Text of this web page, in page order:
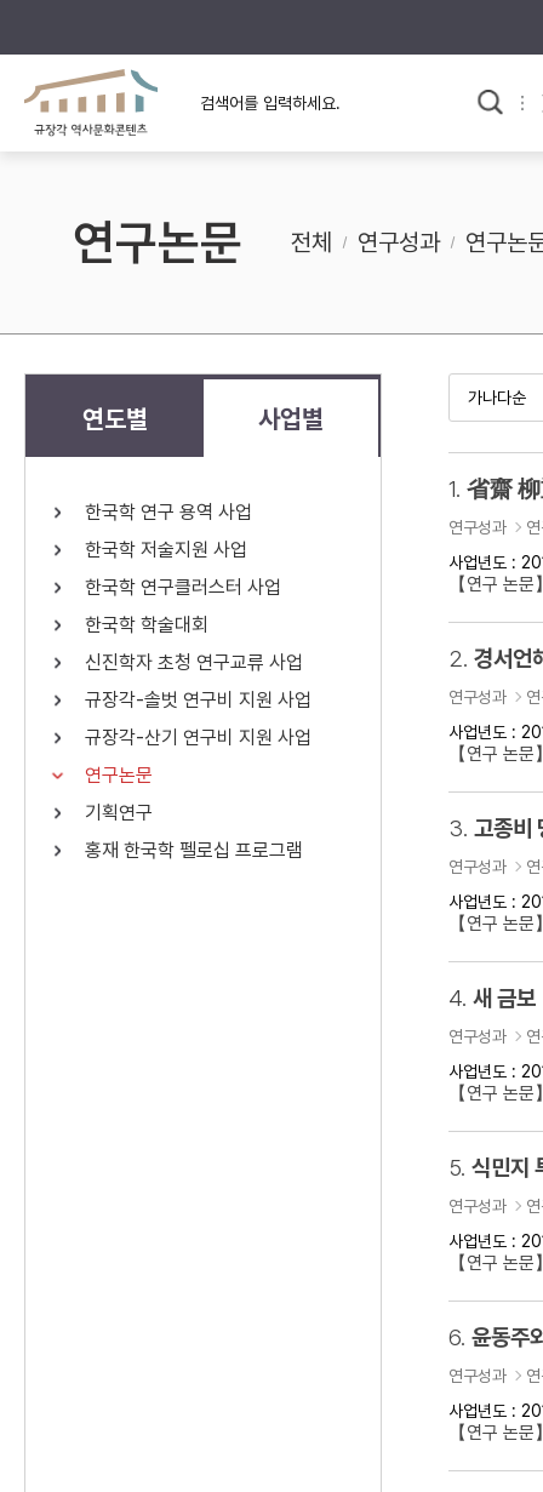
규장각의 어제와 오늘
규장각 소개영상
사료와 문학으로 본
고대
조선 후기
근대
검색 연산자 사용안내
연산자
AND
OR 정조 OR 정약용 “정조” 또는 “
료를 검색
연구논문 전체 연구성과 연구논
연도별 사업별
한국학 연구 용역 사업
한국학 저술지원 사업
한국학 연구클러스터 사업
한국학 학술대회
신진학자 초청 연구교류 사업
규장각-솔벗 연구비 지원 사업
규장각-산기 연구비 지원 사업
연구논문
기획연구
홍재 한국학 펠로십 프로그램
1. 省齋
연구성과
사업년도 :
【연구 논
2. 경서언
연구성과
사업년도 :
【연구 논
3. 고종비
연구성과
사업년도 :
【연구 논
4. 새 금보
연구성과
사업년도 :
【연구 논
5. 식민지
연구성과
사업년도 :
【연구 논
6. 윤동주
연구성과
사업년도 :
【연구 논